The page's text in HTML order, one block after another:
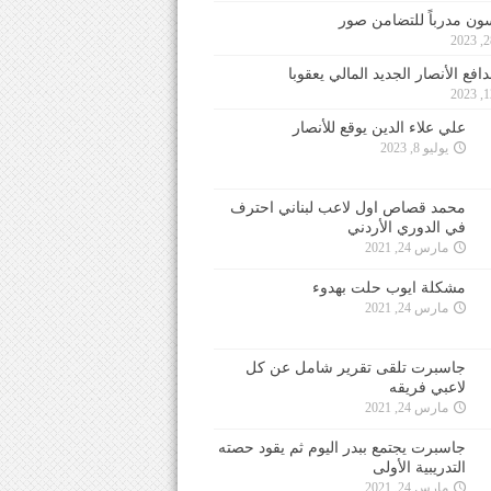
مدرباً للتضامن صور
الأنصار الجديد المالي يعقوبا
علي علاء الدين يوقع للأنصار
يوليو 8, 2023
محمد قصاص اول لاعب لبناني احترف
في الدوري الأردني
مارس 24, 2021
مشكلة ايوب حلت بهدوء
مارس 24, 2021
جاسبرت تلقى تقرير شامل عن كل
لاعبي فريقه
مارس 24, 2021
جاسبرت يجتمع ببدر اليوم ثم يقود حصته
التدريبية الأولى
مارس 24, 2021